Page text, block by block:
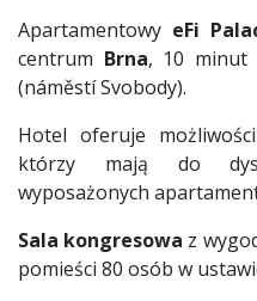
Apartamentowy eFi
centrum Brna, 10 minut
(náměstí Svobody).
Hotel oferuje
którzy mają do
wyposażonych
Sala kongresowa z
pomieści 80 osób w